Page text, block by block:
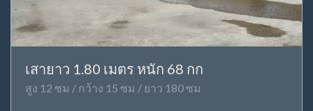
เสายาว 1.80 เมตร หนัก 68 กก
สูง 12 ซม / กว้าง 15 ซม / ยาว 180 ซม